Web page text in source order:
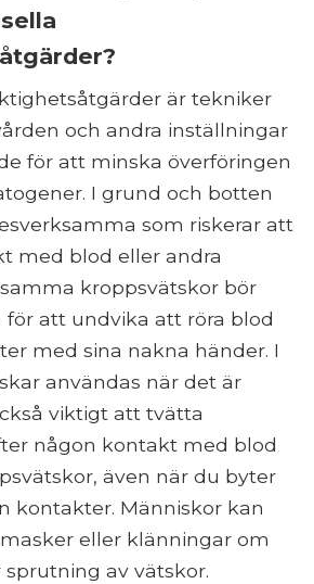
är tekniker
och andra inställningar
för att minska överföringen
I grund och botten
som riskerar att
med blod eller andra
kroppsvätskor bör
för att undvika att röra blod
med sina nakna händer. I
användas när det är
viktigt att tvätta
någon kontakt med blod
även när du byter
kontakter. Människor kan
eller klänningar om
av vätskor.